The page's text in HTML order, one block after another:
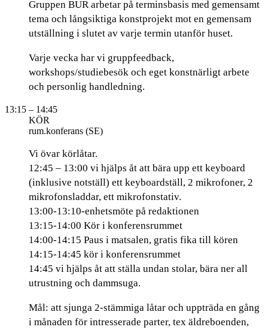
Gruppen BUR arbetar på terminsbasis med gemensamt
tema och långsiktiga konstprojekt mot en gemensam
utställning i slutet av varje termin utanför huset.
Varje vecka har vi gruppfeedback,
workshops/studiebesök och eget konstnärligt arbete
och personlig handledning.
13:15 – 14:45
KÖR
rum.konferans (SE)
Vi övar körlåtar.
12:45 – 13:00 vi hjälps åt att bära upp ett keyboard
(inklusive notställ) ett keyboardställ, 2 mikrofoner, 2
mikrofonsladdar, ett mikrofonstativ.
13:00-13:10-enhetsmöte på redaktionen
13:15-14:00 Kör i konferensrummet
14:00-14:15 Paus i matsalen, gratis fika till kören
14:15-14:45 kör i konferensrummet
14:45 vi hjälps åt att ställa undan stolar, bära ner all
utrustning och dammsuga.
Mål: att sjunga 2-stämmiga låtar och uppträda en gång
i månaden för intresserade parter, tex äldreboenden,